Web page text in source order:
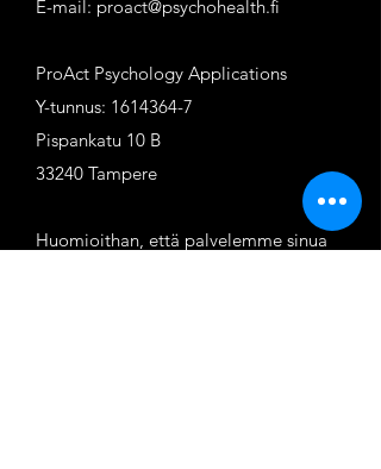
E-mail: proact@psychohealth.fi
ProAct Psychology Applications
Y-tunnus: 1614364-7
Pispankatu 10 B
33240 Tampere
Huomioithan, että palvelemme sinua